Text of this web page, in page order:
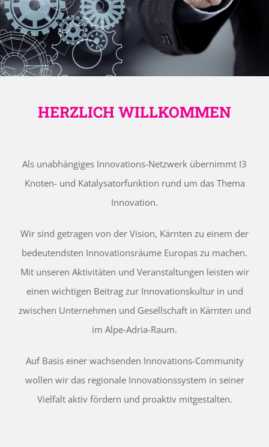
HERZLICH WILLKOMMEN
Als unabhängiges Innovations-Netzwerk übernimmt I3
Knoten- und Katalysatorfunktion rund um das Thema
Innovation.
Wir sind getragen von der Vision, Kärnten zu einem der
bedeutendsten Innovationsräume Europas zu machen.
Mit unseren Aktivitäten und Veranstaltungen leisten wir
einen wichtigen Beitrag zur Innovationskultur in und
zwischen Unternehmen und Gesellschaft in Kärnten und
im Alpe-Adria-Raum.
Auf Basis einer wachsenden Innovations-Community
wollen wir das regionale Innovationssystem in seiner
Vielfalt aktiv fördern und proaktiv mitgestalten.